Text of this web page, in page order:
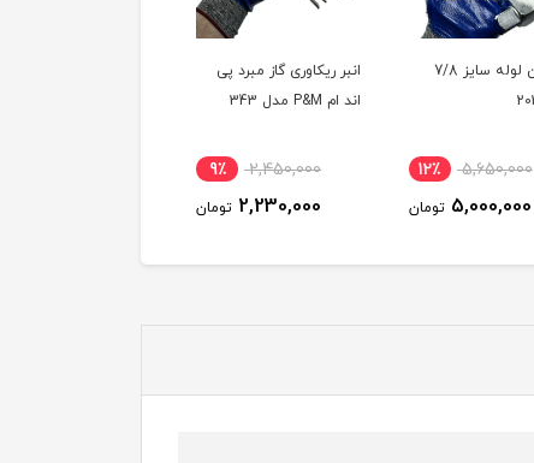
پرچ کن لوله سایز 7/8
5,650,000 12٪
5,000,000 تومان
انبر ریکاوری گاز مبرد پی
اند ام P&M مدل 343
2,450,000 9٪
2,230,000 تومان